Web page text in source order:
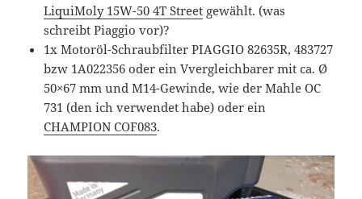
LiquiMoly 15W-50 4T Street gewählt. (was
schreibt Piaggio vor)?
1x Motoröl-Schraubfilter PIAGGIO 82635R, 483727
bzw 1A022356 oder ein Vvergleichbarer mit ca. Ø
50×67 mm und M14-Gewinde, wie der Mahle OC
731 (den ich verwendet habe) oder ein
CHAMPION COF083.